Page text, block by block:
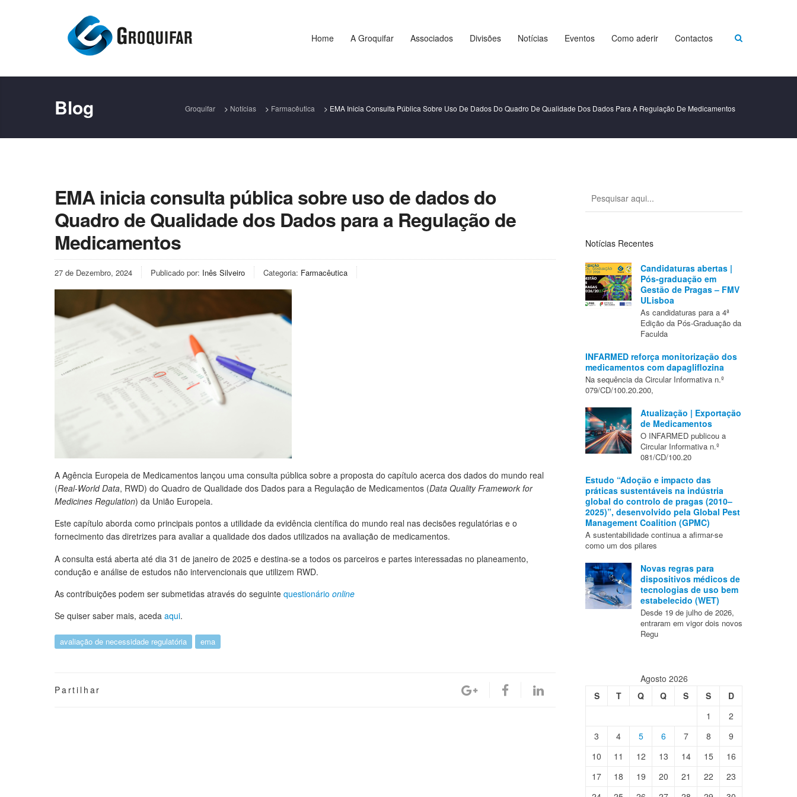
Home A Groquifar Associados Divisões Notícias Eventos Como aderir Contactos
Blog Groquifar > Notícias > Farmacêutica > EMA Inicia Consulta Pública Sobre Uso De Dados Do Quadro De Qualidade Dos Dados Para A Regulação De Medicamentos
EMA inicia consulta pública sobre uso de dados do
Quadro de Qualidade dos Dados para a Regulação de
Medicamentos
27 de Dezembro, 2024 Publicado por: Inês Silveiro Categoria: Farmacêutica
A Agência Europeia de Medicamentos lançou uma consulta pública sobre a proposta do capítulo acerca dos dados do mundo real
(Real-World Data, RWD) do Quadro de Qualidade dos Dados para a Regulação de Medicamentos (Data Quality Framework for
Medicines Regulation) da União Europeia.
Este capítulo aborda como principais pontos a utilidade da evidência científica do mundo real nas decisões regulatórias e o
fornecimento das diretrizes para avaliar a qualidade dos dados utilizados na avaliação de medicamentos.
A consulta está aberta até dia 31 de janeiro de 2025 e destina-se a todos os parceiros e partes interessadas no planeamento,
condução e análise de estudos não intervencionais que utilizem RWD.
As contribuições podem ser submetidas através do seguinte questionário online
Se quiser saber mais, aceda aqui.
avaliação de necessidade regulatória ema
Partilhar
Notícias Recentes
Candidaturas abertas |
Pós-graduação em
Gestão de Pragas – FMV
ULisboa
As candidaturas para a 4ª
Edição da Pós-Graduação da
Faculda
INFARMED reforça monitorização dos
medicamentos com dapagliflozina
Na sequência da Circular Informativa n.º
079/CD/100.20.200,
Atualização | Exportação
de Medicamentos
O INFARMED publicou a
Circular Informativa n.º
081/CD/100.20
Estudo “Adoção e impacto das
práticas sustentáveis na indústria
global do controlo de pragas (2010–
2025)”, desenvolvido pela Global Pest
Management Coalition (GPMC)
A sustentabilidade continua a afirmar-se
como um dos pilares
Novas regras para
dispositivos médicos de
tecnologias de uso bem
estabelecido (WET)
Desde 19 de julho de 2026,
entraram em vigor dois novos
Regu
Agosto 2026
S
T Q Q S S
D
1
2
3
4 5 6 7 8
9
10
11 12 13 14 15
16
17
18 19 20 21 22
23